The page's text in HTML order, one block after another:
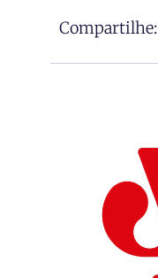
Compartilhe: